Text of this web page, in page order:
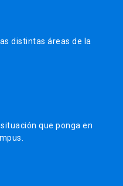
distintas áreas de la
que ponga en